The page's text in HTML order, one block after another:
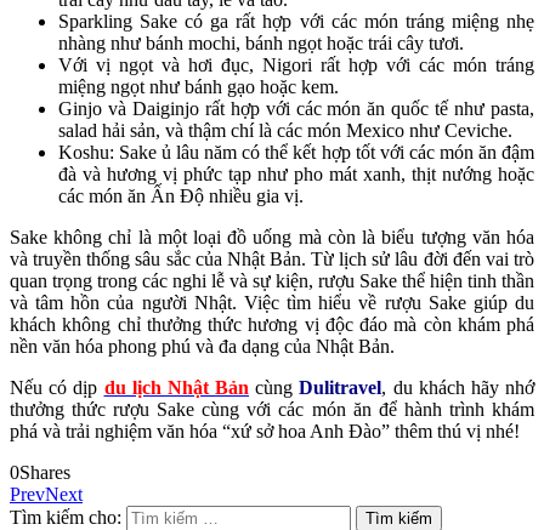
Sparkling Sake có ga rất hợp với các món tráng miệng nhẹ
nhàng như bánh mochi, bánh ngọt hoặc trái cây tươi.
Với vị ngọt và hơi đục, Nigori rất hợp với các món tráng
miệng ngọt như bánh gạo hoặc kem.
Ginjo và Daiginjo rất hợp với các món ăn quốc tế như pasta,
salad hải sản, và thậm chí là các món Mexico như Ceviche.
Koshu: Sake ủ lâu năm có thể kết hợp tốt với các món ăn đậm
đà và hương vị phức tạp như pho mát xanh, thịt nướng hoặc
các món ăn Ấn Độ nhiều gia vị.
Sake không chỉ là một loại đồ uống mà còn là biểu tượng văn hóa
và truyền thống sâu sắc của Nhật Bản. Từ lịch sử lâu đời đến vai trò
quan trọng trong các nghi lễ và sự kiện, rượu Sake thể hiện tinh thần
và tâm hồn của người Nhật. Việc tìm hiểu về rượu Sake giúp du
khách không chỉ thưởng thức hương vị độc đáo mà còn khám phá
nền văn hóa phong phú và đa dạng của Nhật Bản.
Nếu có dịp du lịch Nhật Bản cùngDulitravel, du khách hãy nhớ
thưởng thức rượu Sake cùng với các món ăn để hành trình khám
phá và trải nghiệm văn hóa “xứ sở hoa Anh Đào” thêm thú vị nhé!
0Shares
PrevNext
Tìm kiếm cho: